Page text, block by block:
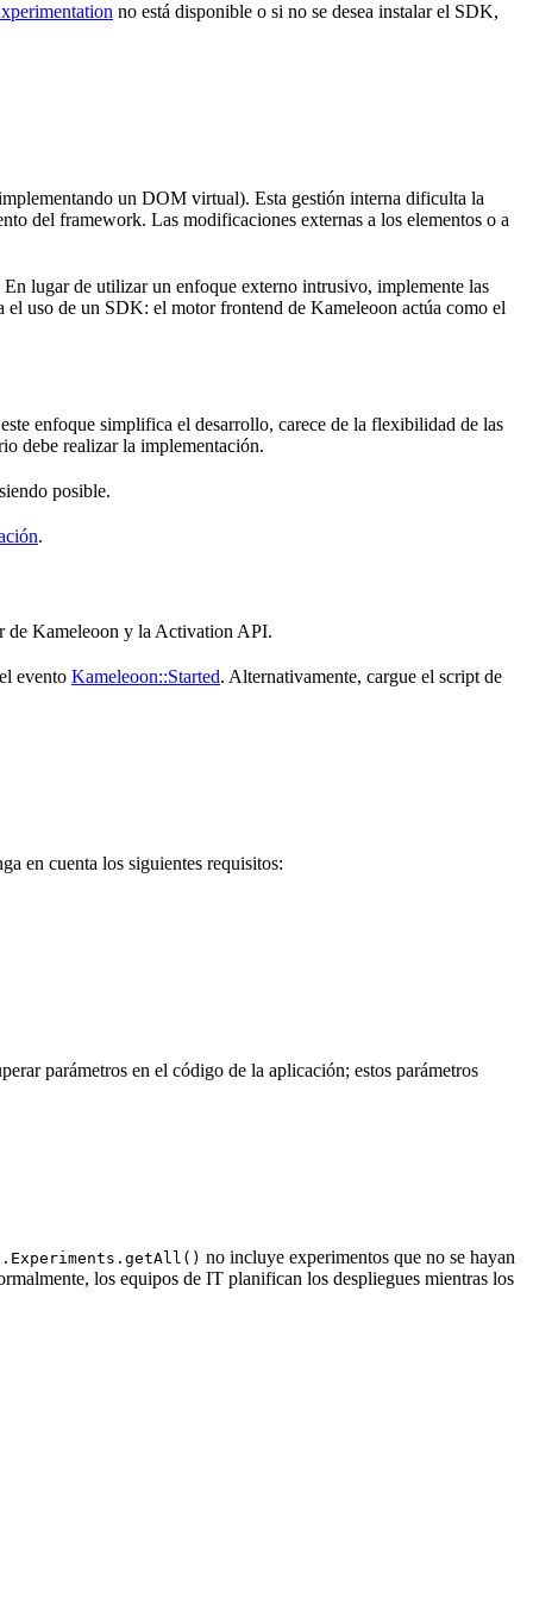
no está disponible o si no se desea instalar el SDK,
un DOM virtual). Esta gestión interna dificulta la
del framework. Las modificaciones externas a los elementos o a
lugar de utilizar un enfoque externo intrusivo, implemente las
uso de un SDK: el motor frontend de Kameleoon actúa como el
enfoque simplifica el desarrollo, carece de la flexibilidad de las
debe realizar la implementación.
posible.
.
de Kameleoon y la Activation API.
evento Kameleoon::Started. Alternativamente, cargue el script de
en cuenta los siguientes requisitos:
parámetros en el código de la aplicación; estos parámetros
no incluye experimentos que no se hayan
los equipos de IT planifican los despliegues mientras los